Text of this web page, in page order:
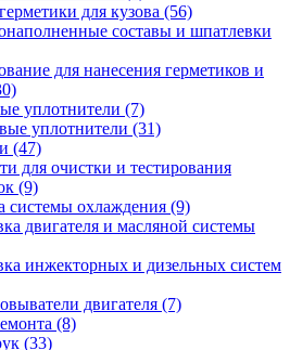
для кузова (56)
составы и шпатлевки
для нанесения герметиков и
уплотнители (7)
уплотнители (31)
(47)
для очистки и тестирования
(9)
системы охлаждения (9)
двигателя и масляной системы
инжекторных и дизельных систем
двигателя (7)
(8)
(33)